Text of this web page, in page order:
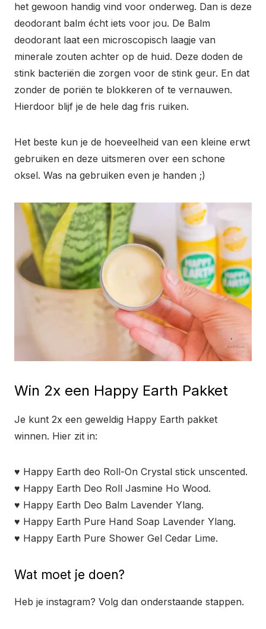
het gewoon handig vind voor onderweg. Dan is deze
deodorant balm écht iets voor jou. De Balm
deodorant laat een microscopisch laagje van
minerale zouten achter op de huid. Deze doden de
stink bacteriën die zorgen voor de stink geur. En dat
zonder de poriën te blokkeren of te vernauwen.
Hierdoor blijf je de hele dag fris ruiken.
Het beste kun je de hoeveelheid van een kleine erwt
gebruiken en deze uitsmeren over een schone
oksel. Was na gebruiken even je handen ;)
Win 2x een Happy Earth Pakket
Je kunt 2x een geweldig Happy Earth pakket
winnen. Hier zit in:
♥ Happy Earth deo Roll-On Crystal stick unscented.
♥ Happy Earth Deo Roll Jasmine Ho Wood.
♥ Happy Earth Deo Balm Lavender Ylang.
♥ Happy Earth Pure Hand Soap Lavender Ylang.
♥ Happy Earth Pure Shower Gel Cedar Lime.
Wat moet je doen?
Heb je instagram? Volg dan onderstaande stappen.